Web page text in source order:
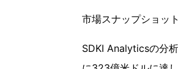
市場スナップショッ
SDKI Analyticsの分